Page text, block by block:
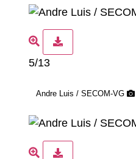
5/13
Andre Luis / SECOM-VG